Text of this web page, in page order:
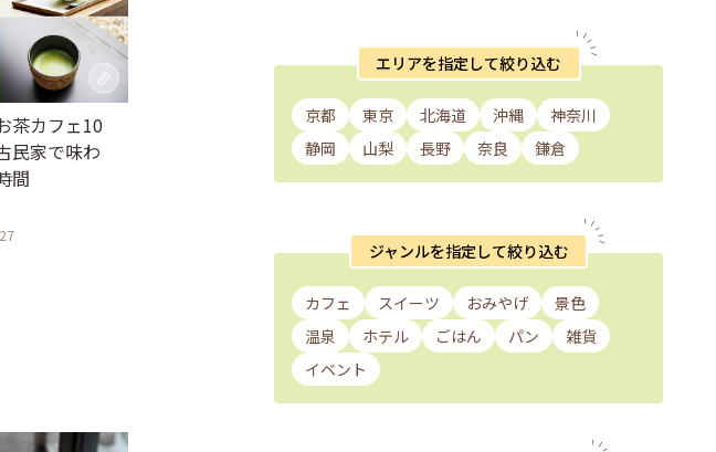
茶カフェ10
民家で味わ
間
エリアを指定して絞り込む
京都 東京 北海道 沖縄
神奈川
静岡
山梨 長野 奈良 鎌倉
ジャンルを指定して絞り込む
カフェ スイーツ おみやげ
景色
温泉
ホテル ごはん パン
雑貨
イベント